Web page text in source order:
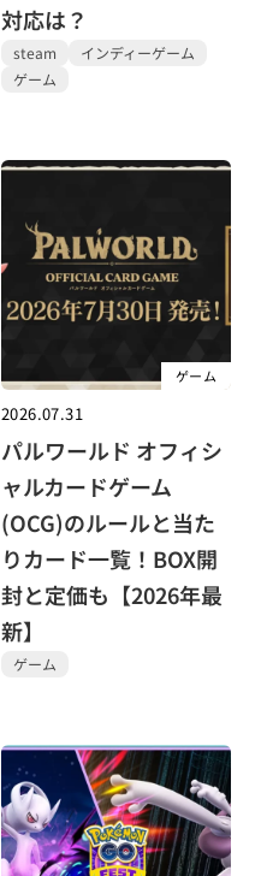
対応は？
steam
インディーゲーム
ゲーム
ゲーム
2026.07.31
パルワールド オフィシ
ャルカードゲーム
(OCG)のルールと当た
りカード一覧！BOX開
封と定価も【2026年最
新】
ゲーム